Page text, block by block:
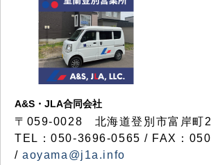
A&S・JLA合同会社
〒 059-0028 北海道登別市富岸町
TEL：050-3696-0565 / FAX：
/aoyama@j1a.info